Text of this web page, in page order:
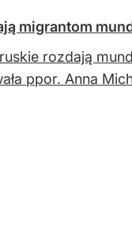
migrantom
rozdają
ppor. Anna